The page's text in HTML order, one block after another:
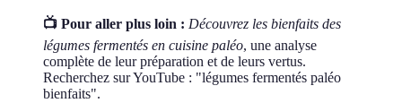
📺 Pour aller plus loin : Découvrez les bienfaits des
légumes fermentés en cuisine paléo, une analyse
complète de leur préparation et de leurs vertus.
Recherchez sur YouTube : "légumes fermentés paléo
bienfaits".